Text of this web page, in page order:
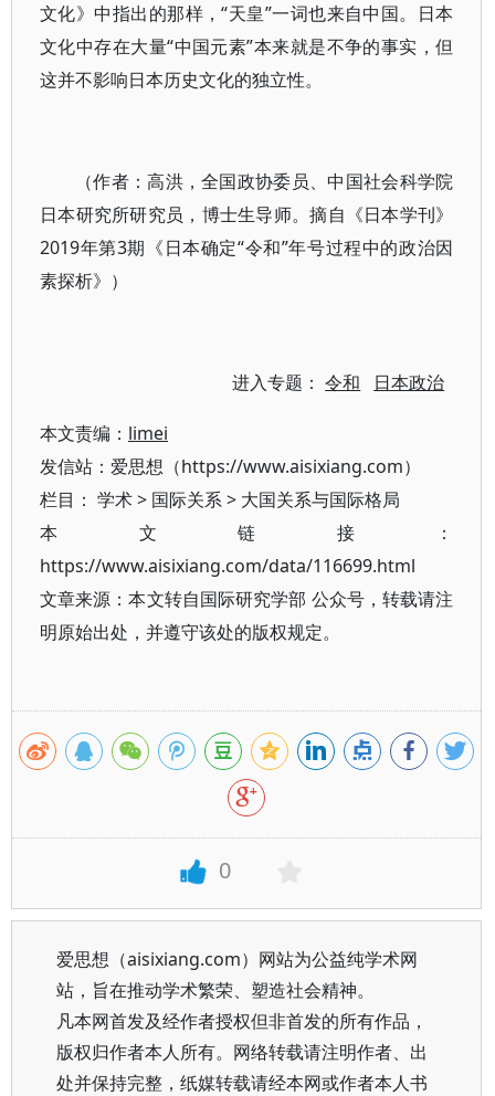
文化》中指出的那样，“天皇”一词也来自中国。日本
文化中存在大量“中国元素”本来就是不争的事实，但
这并不影响日本历史文化的独立性。
（作者：高洪，全国政协委员、中国社会科学院
日本研究所研究员，博士生导师。摘自《日本学刊》
2019年第3期《日本确定“令和”年号过程中的政治因
素探析》）
进入专题：令和 日本政治
本文责编： limei
发信站：爱思想（https://www.aisixiang.com）
栏目： 学术> 国际关系> 大国关系与国际格局
本文链接：
https://www.aisixiang.com/data/116699.html
文章来源：本文转自国际研究学部 公众号，转载请注
明原始出处，并遵守该处的版权规定。
0
爱思想（aisixiang.com）网站为公益纯学术网
站，旨在推动学术繁荣、塑造社会精神。
凡本网首发及经作者授权但非首发的所有作品，
版权归作者本人所有。网络转载请注明作者、出
处并保持完整，纸媒转载请经本网或作者本人书